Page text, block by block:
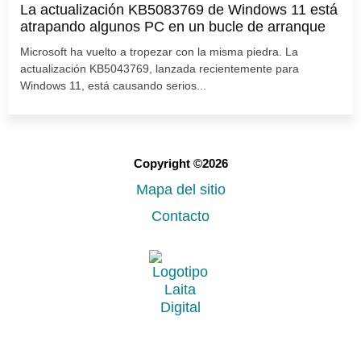
La actualización KB5083769 de Windows 11 está
atrapando algunos PC en un bucle de arranque
Microsoft ha vuelto a tropezar con la misma piedra. La
actualización KB5043769, lanzada recientemente para
Windows 11, está causando serios...
Copyright ©2026
Mapa del sitio
Contacto